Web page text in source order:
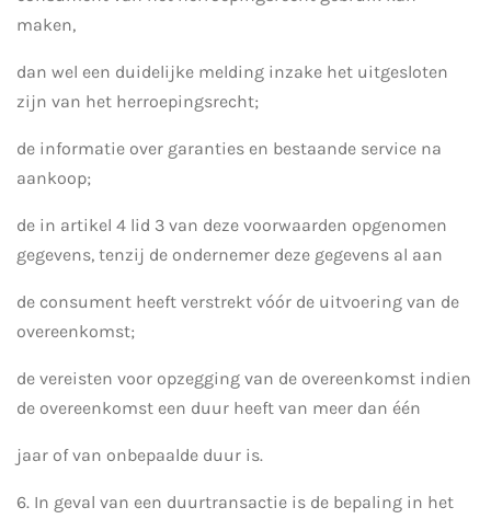
maken,
dan wel een duidelijke melding inzake het uitgesloten
zijn van het herroepingsrecht;
de informatie over garanties en bestaande service na
aankoop;
de in artikel 4 lid 3 van deze voorwaarden opgenomen
gegevens, tenzij de ondernemer deze gegevens al aan
de consument heeft verstrekt vóór de uitvoering van de
overeenkomst;
de vereisten voor opzegging van de overeenkomst indien
de overeenkomst een duur heeft van meer dan één
jaar of van onbepaalde duur is.
6. In geval van een duurtransactie is de bepaling in het